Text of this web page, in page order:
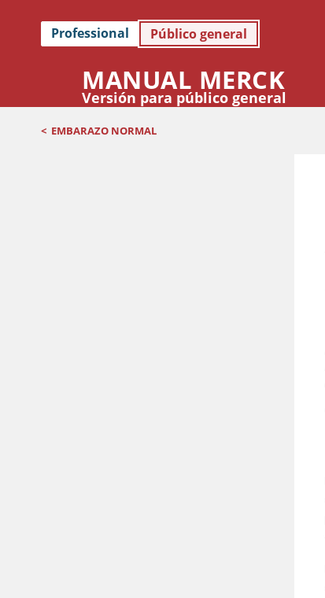
Professional Público general
MANUAL MERCK
Versión para público general
< EMBARAZO NORMAL